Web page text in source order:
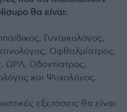
θα είναι:
Γυναικολόγος,
Οφθαλμίατρος,
ΩΡΛ, Οδοντίατρος,
και Ψυχολόγος.
εξετάσεις θα είναι